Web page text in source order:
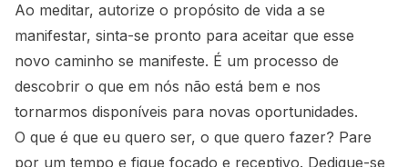
Ao meditar, autorize o propósito de vida a se
manifestar, sinta-se pronto para aceitar que esse
novo caminho se manifeste. É um processo de
descobrir o que em nós não está bem e nos
tornarmos disponíveis para novas oportunidades.
O que é que eu quero ser, o que quero fazer? Pare
por um tempo e fique focado e receptivo. Dedique-se